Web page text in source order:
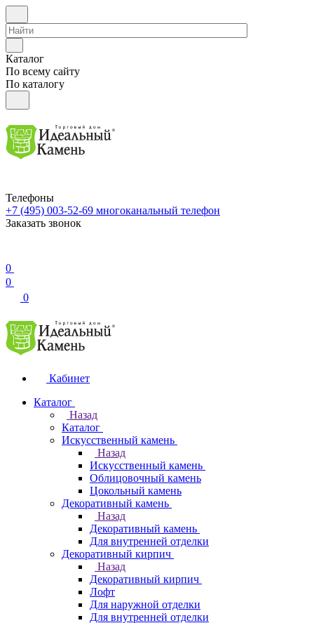
Каталог
По всему сайту
По каталогу
Телефоны
+7 (495) 003-52-69 многоканальный телефон
Заказать звонок
0
0
0
Кабинет
Каталог
Назад
Каталог
Искусственный камень
Назад
Искусственный камень
Облицовочный камень
Цокольный камень
Декоративный камень
Назад
Декоративный камень
Для внутренней отделки
Декоративный кирпич
Назад
Декоративный кирпич
Лофт
Для наружной отделки
Для внутренней отделки